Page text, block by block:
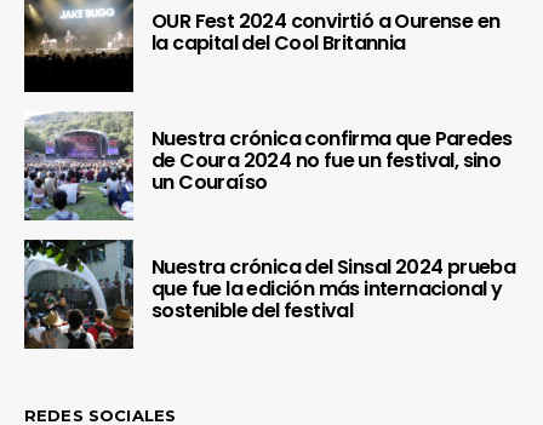
OUR Fest 2024 convirtió a Ourense en
la capital del Cool Britannia
Nuestra crónica confirma que Paredes
de Coura 2024 no fue un festival, sino
un Couraíso
Nuestra crónica del Sinsal 2024 prueba
que fue la edición más internacional y
sostenible del festival
REDES SOCIALES